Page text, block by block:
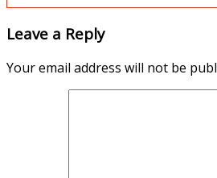
Leave a Reply
Your email address will not be